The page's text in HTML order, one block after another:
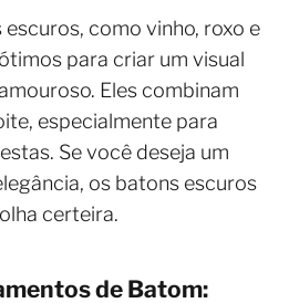
como vinho, roxo e
para criar um visual
Eles combinam
especialmente para
Se você deseja um
os batons escuros
certeira.
de Batom: